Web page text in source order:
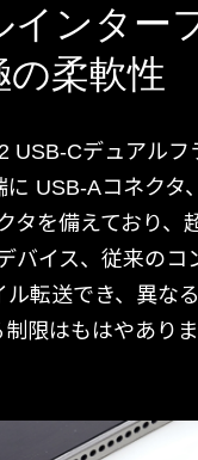
インター
の柔軟性
USB-Cデュアルフ
に USB-Aコネクタ
タを備えており、
バイス、従来のコ
転送でき、異な
限はもはやありま